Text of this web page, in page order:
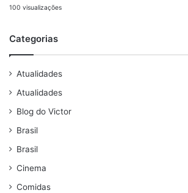
100 visualizações
Categorias
Atualidades
Atualidades
Blog do Victor
Brasil
Brasil
Cinema
Comidas